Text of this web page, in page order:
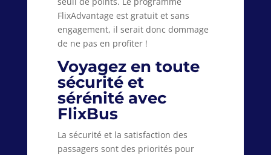
FlixAdvantage est gratuit et sans
engagement, il serait donc dommage
de ne pas en profiter !
Voyagez en toute
sécurité et
sérénité avec
FlixBus
La sécurité et la satisfaction des
passagers sont des priorités pour